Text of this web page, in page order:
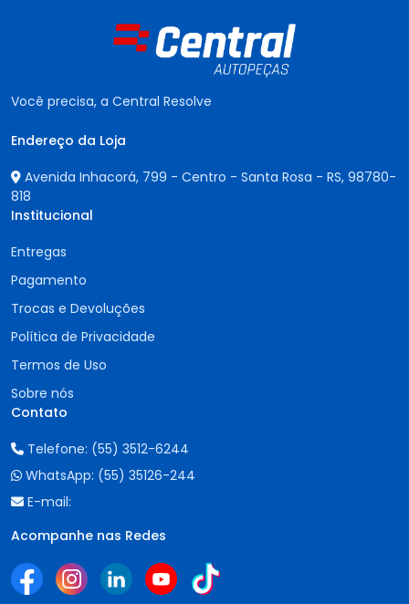
Você precisa, a Central Resolve
Endereço da Loja
Avenida Inhacorá, 799 - Centro - Santa Rosa - RS, 98780-
818
Institucional
Entregas
Pagamento
Trocas e Devoluções
Política de Privacidade
Termos de Uso
Sobre nós
Contato
Telefone: (55) 3512-6244
WhatsApp: (55) 35126-244
E-mail:
Acompanhe nas Redes